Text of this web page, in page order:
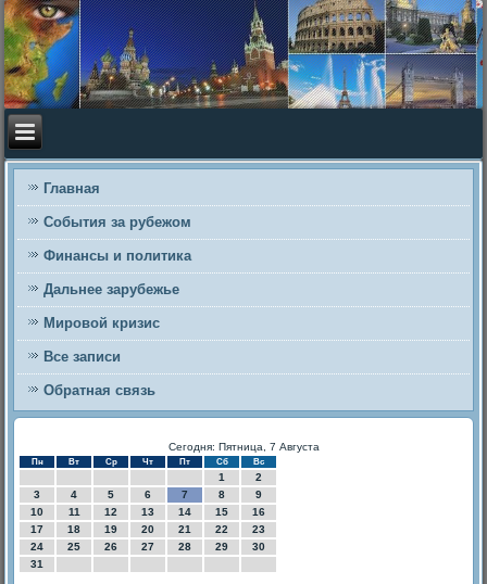
Главная
События за рубежом
Финансы и политика
Дальнее зарубежье
Мировой кризис
Все записи
Обратная связь
Сегодня: Пятница, 7 Августа
Пн Вт Ср Чт Пт Сб Вс
1
2
3
4 5 6 7 8
9
10
11 12 13 14 15
16
17
18 19 20 21 22
23
24
25 26 27 28 29
30
31